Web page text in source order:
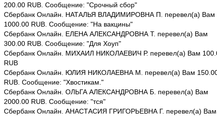
200.00 RUB. Сообщение: "Срочный сбор"
Сбербанк Онлайн. НАТАЛЬЯ ВЛАДИМИРОВНА П. перевел(а) Вам
1000.00 RUB. Сообщение: "На вакцины"
Сбербанк Онлайн. ЕЛЕНА АЛЕКСАНДРОВНА Т. перевел(а) Вам
300.00 RUB. Сообщение: "Для Хоуп"
Сбербанк Онлайн. МИХАИЛ НИКОЛАЕВИЧ Р. перевел(а) Вам
RUB
Сбербанк Онлайн. ЮЛИЯ НИКОЛАЕВНА М. перевел(а) Вам
RUB. Сообщение: "Хвостикам."
Сбербанк Онлайн. ОЛЬГА АЛЕКСАНДРОВНА Б. перевел(а) Вам
2000.00 RUB. Сообщение: "тся"
Сбербанк Онлайн. АНАСТАСИЯ ГРИГОРЬЕВНА Г. перевел(а) Вам